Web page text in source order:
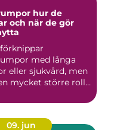
hur de
och när de gör
med långa
eller sjukvård, men
mycket större roll
09. jun